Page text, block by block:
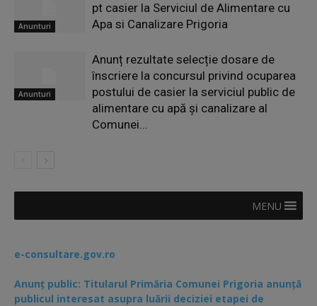
Anunturi
pt casier la Serviciul de Alimentare cu
Apa si Canalizare Prigoria
Anunturi
Anunț rezultate selecție dosare de
înscriere la concursul privind ocuparea
postului de casier la serviciul public de
alimentare cu apă și canalizare al
Comunei...
MENU
e-consultare.gov.ro
Anunț public: Titularul Primăria Comunei Prigoria anunță
publicul interesat asupra luării deciziei etapei de